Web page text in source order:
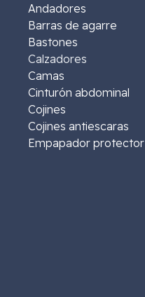
Andadores
Barras de agarre
Bastones
Calzadores
Camas
Cinturón abdominal
Cojines
Cojines antiescaras
Empapador protector